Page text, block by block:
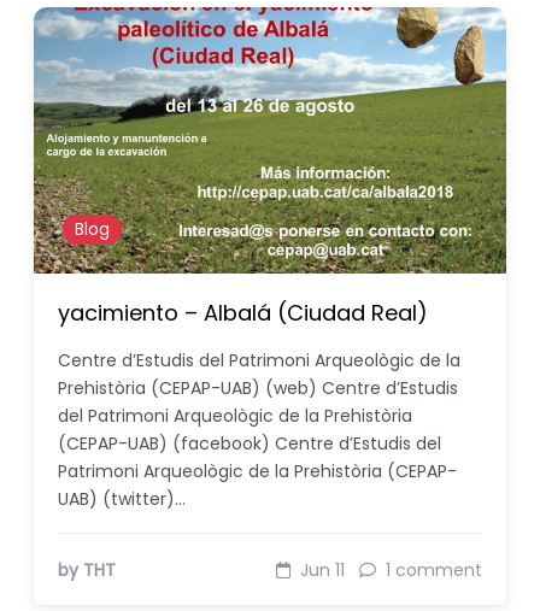
Blog
yacimiento – Albalá (Ciudad Real)
Centre d’Estudis del Patrimoni Arqueològic de la
Prehistòria (CEPAP-UAB) (web) Centre d’Estudis
del Patrimoni Arqueològic de la Prehistòria
(CEPAP-UAB) (facebook) Centre d’Estudis del
Patrimoni Arqueològic de la Prehistòria (CEPAP-
UAB) (twitter)…
by THT Jun 11 1 comment